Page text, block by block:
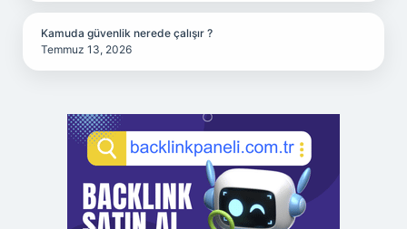
Kamuda güvenlik nerede çalışır ?
Temmuz 13, 2026